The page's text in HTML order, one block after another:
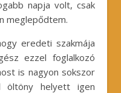
napja volt, csak
meglepődtem.
eredeti szakmája
ezzel foglalkozó
is nagyon sokszor
öltöny helyett igen